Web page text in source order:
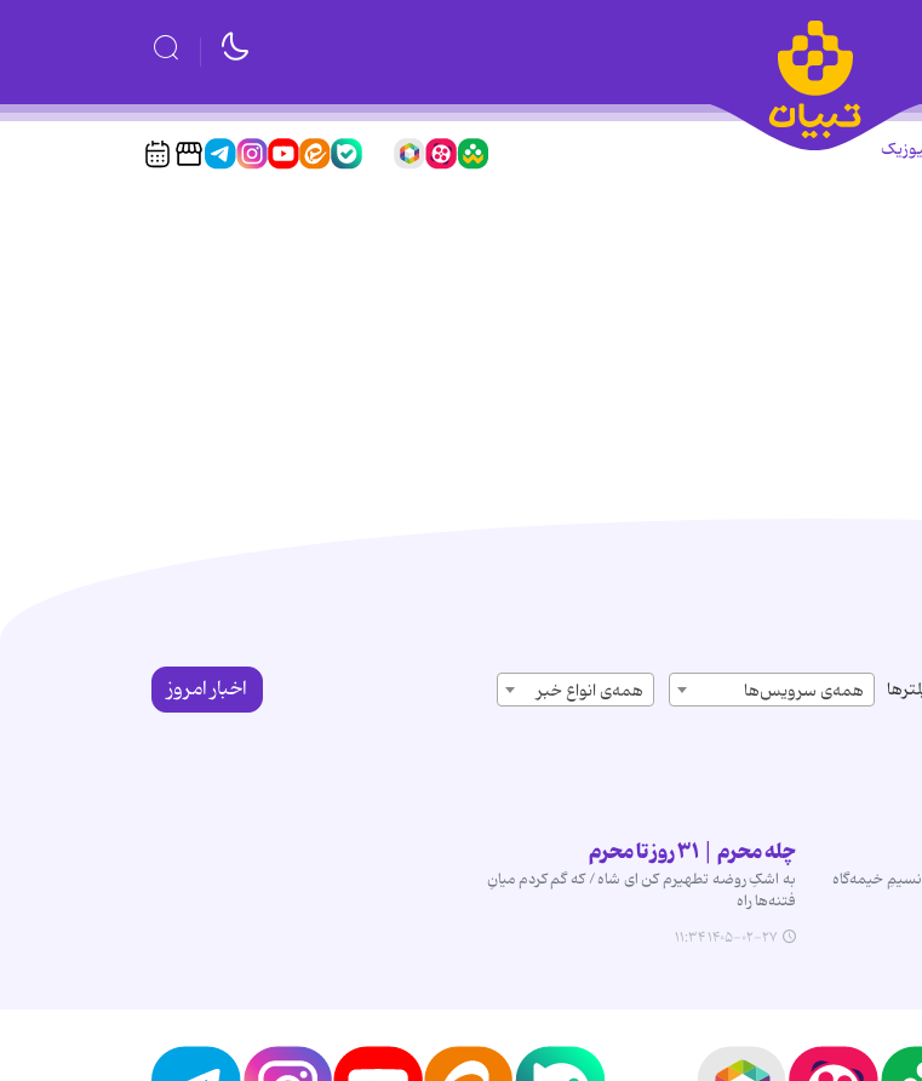
همه‌ی سرویس‌ها همه‌ی انواع خبر اخبار امروز
خیمه‌گاه
چله محرم | ۳۱ روز تا محرم
به اشکِ روضه تطهیرم کن ای شاه / که گم کردم میانِ
فتنه‌ها راه
۱۴۰۵-۰۲-۲۷ ۱۱:۳۴